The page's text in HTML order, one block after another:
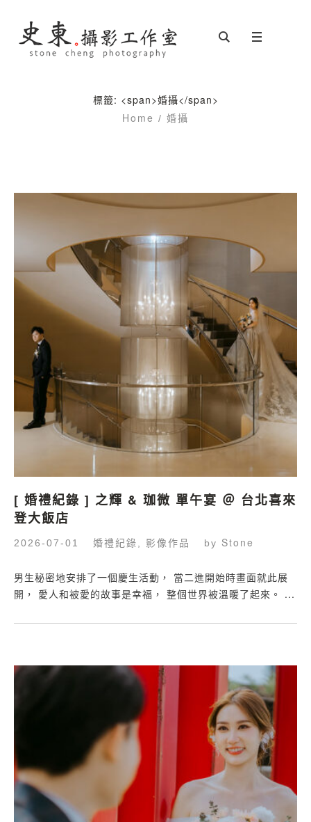
標籤: <span>婚攝</span>
Home / 婚攝
[ 婚禮紀錄 ] 之輝 & 珈微 單午宴 ＠ 台北喜來
登大飯店
2026-07-01 婚禮紀錄 影像作品 by Stone
男生秘密地安排了一個慶生活動， 當二進開始時畫面就此展
開， 愛人和被愛的故事是幸福， 整個世界被溫暖了起來。 ...